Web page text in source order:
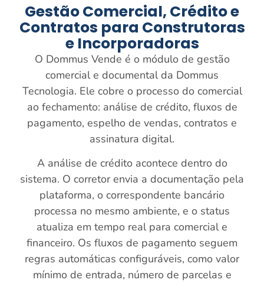
Gestão Comercial, Crédito e
Contratos para Construtoras
e Incorporadoras
O Dommus Vende é o módulo de gestão
comercial e documental da Dommus
Tecnologia. Ele cobre o processo do comercial
ao fechamento: análise de crédito, fluxos de
pagamento, espelho de vendas, contratos e
assinatura digital.
A análise de crédito acontece dentro do
sistema. O corretor envia a documentação pela
plataforma, o correspondente bancário
processa no mesmo ambiente, e o status
atualiza em tempo real para comercial e
financeiro. Os fluxos de pagamento seguem
regras automáticas configuráveis, como valor
mínimo de entrada, número de parcelas e